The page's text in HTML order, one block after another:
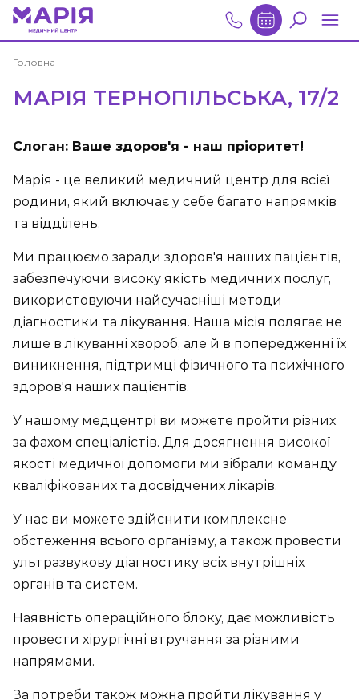
Головна
МАРІЯ ТЕРНОПІЛЬСЬКА, 17/2
Слоган: Ваше здоров'я - наш пріоритет!
Марія - це великий медичний центр для всієї
родини, який включає у себе багато напрямків
та відділень.
Ми працюємо заради здоров'я наших пацієнтів,
забезпечуючи високу якість медичних послуг,
використовуючи найсучасніші методи
діагностики та лікування. Наша місія полягає не
лише в лікуванні хвороб, але й в попередженні їх
виникнення, підтримці фізичного та психічного
здоров'я наших пацієнтів.
У нашому медцентрі ви можете пройти різних
за фахом спеціалістів. Для досягнення високої
якості медичної допомоги ми зібрали команду
кваліфікованих та досвідчених лікарів.
У нас ви можете здійснити комплексне
обстеження всього організму, а також провести
ультразвукову діагностику всіх внутрішніх
органів та систем.
Наявність операційного блоку, дає можливість
провести хірургічні втручання за різними
напрямами.
За потреби також можна пройти лікування у